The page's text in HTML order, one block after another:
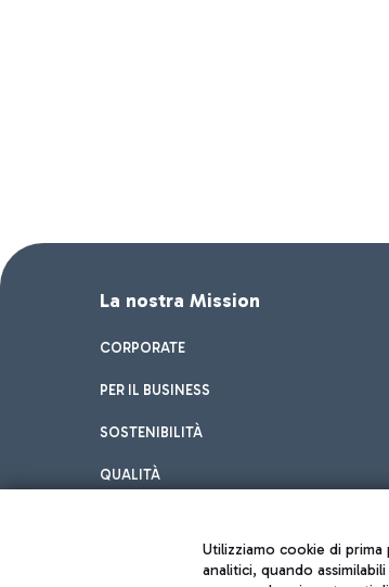
La nostra Mission
CORPORATE
PER IL BUSINESS
SOSTENIBILITÀ
QUALITÀ
Utilizziamo cookie di
analitici, quando